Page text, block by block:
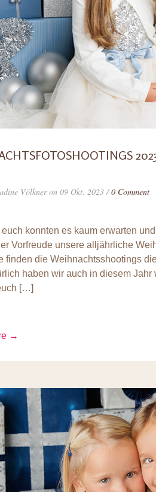
Völkner on 09 Okt. 2023 /0 Comment
konnten es kaum erwarten
Vorfreude unsere alljährliche
finden die Weihnachtsshootings
haben wir auch in diesem
[…]
→